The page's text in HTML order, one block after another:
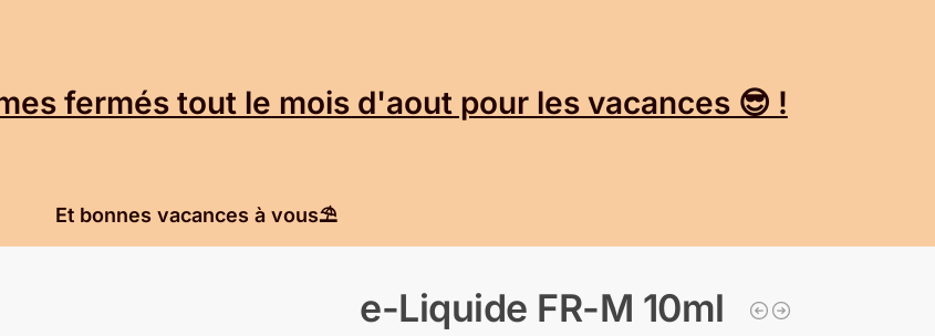
fermés tout le mois d'aout pour les vacances 😎 !
Et bonnes vacances à vous⛱️
e-Liquide FR-M 10ml